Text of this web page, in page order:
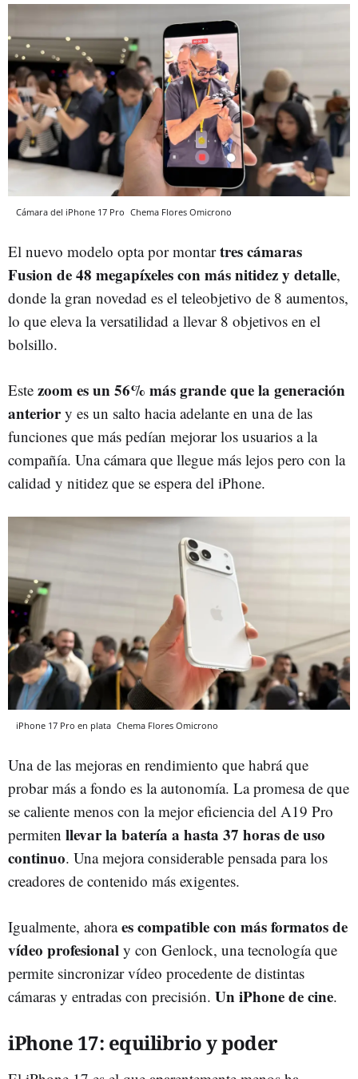
Cámara del iPhone 17 Pro Chema Flores Omicrono
El nuevo modelo opta por montartres cámaras
Fusion de 48 megapíxeles con más nitidez y detalle,
donde la gran novedad es el teleobjetivo de 8 aumentos,
lo que eleva la versatilidad a llevar 8 objetivos en el
bolsillo.
Este zoom es un 56% más grande que la generación
anteriory es un salto hacia adelante en una de las
funciones que más pedían mejorar los usuarios a la
compañía. Una cámara que llegue más lejos pero con la
calidad y nitidez que se espera del iPhone.
iPhone 17 Pro en plata Chema Flores Omicrono
Una de las mejoras en rendimiento que habrá que
probar más a fondo es la autonomía. La promesa de que
se caliente menos con la mejor eficiencia del A19 Pro
permiten llevar la batería a hasta 37 horas de uso
continuo. Una mejora considerable pensada para los
creadores de contenido más exigentes.
Igualmente, ahoraes compatible con más formatos de
vídeo profesional y con Genlock, una tecnología que
permite sincronizar vídeo procedente de distintas
cámaras y entradas con precisión. Un iPhone de cine.
iPhone 17: equilibrio y poder